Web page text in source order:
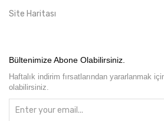
Site Haritası
Bültenimize Abone Olabilirsiniz.
Haftalık indirim fırsatlarından yararlanmak
olabilirsiniz.